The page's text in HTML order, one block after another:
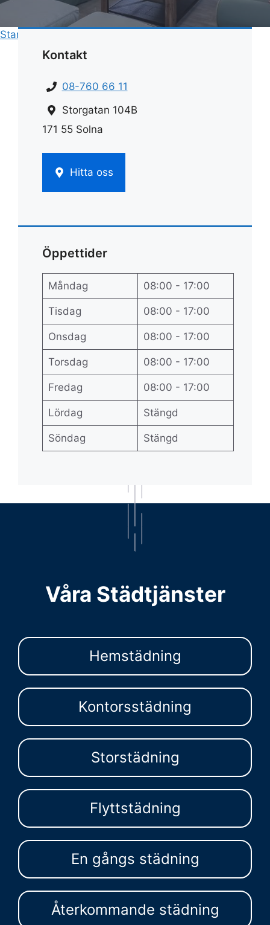
Start
Kontakt
08-760 66 11
Storgatan 104B
171 55 Solna
Hitta oss
Öppettider
Måndag 08:00 - 17:00
Tisdag 08:00 - 17:00
Onsdag 08:00 - 17:00
Torsdag 08:00 - 17:00
Fredag 08:00 - 17:00
Lördag Stängd
Söndag Stängd
Våra Städtjänster
Hemstädning
Kontorsstädning
Storstädning
Flyttstädning
En gångs städning
Återkommande städning